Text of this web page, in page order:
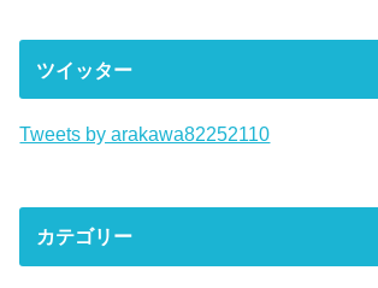
ツイッター
Tweets by arakawa82252110
カテゴリー